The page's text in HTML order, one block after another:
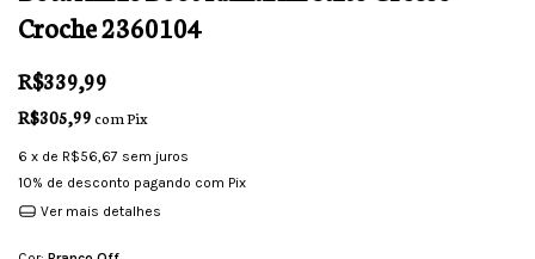
Croche 2360104
R$339,99
R$305,99comPix
6 x de R$56,67 sem juros
10% de desconto pagando com Pix
Ver mais detalhes